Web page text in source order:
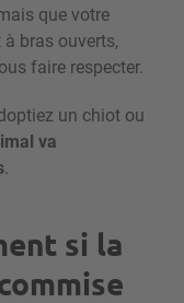
que votre
bras ouverts,
faire respecter.
un chiot ou
va
.
si la